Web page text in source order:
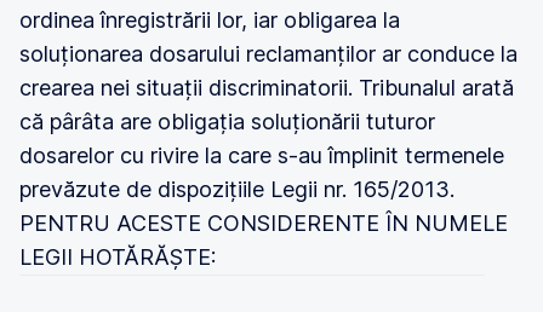
ordinea înregistrării lor, iar obligarea la
soluționarea dosarului reclamanților ar conduce la
crearea nei situații discriminatorii. Tribunalul arată
că pârâta are obligația soluționării tuturor
dosarelor cu rivire la care s-au împlinit termenele
prevăzute de dispozițiile Legii nr. 165/2013.
PENTRU ACESTE CONSIDERENTE ÎN NUMELE
LEGII HOTĂRĂȘTE: